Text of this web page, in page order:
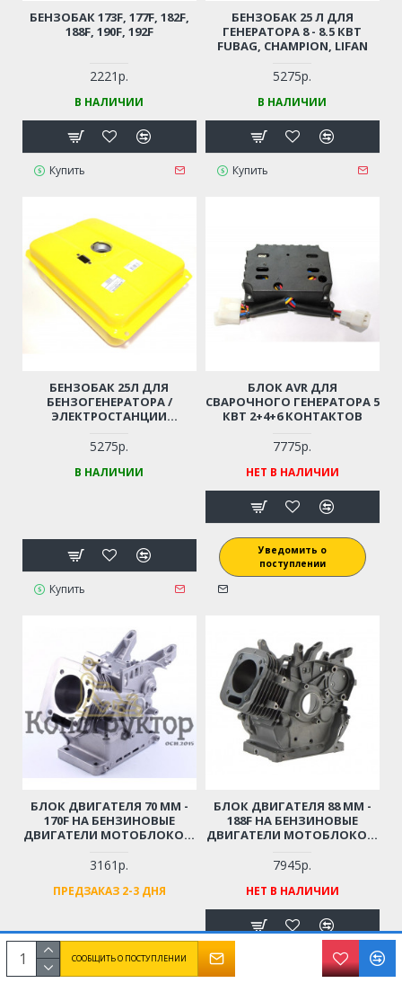
СООБЩИТЬ О ПОСТУПЛЕНИИ
БЕНЗОБАК 173F, 177F, 182F,
188F, 190F, 192F
2221р.
В НАЛИЧИИ
Купить
БЕНЗОБАК 25 Л ДЛЯ
ГЕНЕРАТОРА 8 - 8.5 КВТ
FUBAG, CHAMPION, LIFAN
5275р.
В НАЛИЧИИ
Купить
БЕНЗОБАК 25Л ДЛЯ
БЕНЗОГЕНЕРАТОРА /
ЭЛЕКТРОСТАНЦИИ
GG10000E
5275р.
В НАЛИЧИИ
Купить
БЛОК AVR ДЛЯ
СВАРОЧНОГО ГЕНЕРАТОРА 5
КВТ 2+4+6 КОНТАКТОВ
7775р.
НЕТ В НАЛИЧИИ
Уведомить о
поступлении
БЛОК ДВИГАТЕЛЯ 70 ММ -
170F НА БЕНЗИНОВЫЕ
ДВИГАТЕЛИ МОТОБЛОКОВ,
ВИБРОПЛИТ И ДРУГОЙ
ТЕХНИКИ С ВОЗДУШНЫМ
ОХЛАЖДЕНИЕМ 7 Л.С.
3161р.
ПРЕДЗАКАЗ 2-3 ДНЯ
БЛОК ДВИГАТЕЛЯ 88 ММ -
188F НА БЕНЗИНОВЫЕ
ДВИГАТЕЛИ МОТОБЛОКОВ,
ГЕНЕРАТОРОВ,
СНЕГОУБОРЩИКОВ И
ДРУГОЙ ТЕХНИКИ С
ВОЗДУШНЫМ
ОХЛАЖДЕНИЕМ 13 Л.С.
7945р.
НЕТ В НАЛИЧИИ
Уведомить о